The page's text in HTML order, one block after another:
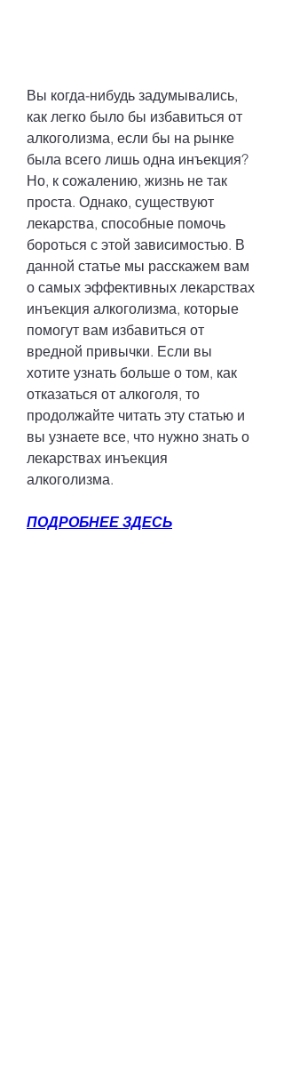
Вы когда-нибудь задумывались,
как легко было бы избавиться от
алкоголизма, если бы на рынке
была всего лишь одна инъекция?
Но, к сожалению, жизнь не так
проста. Однако, существуют
лекарства, способные помочь
бороться с этой зависимостью. В
данной статье мы расскажем вам
о самых эффективных лекарствах
инъекция алкоголизма, которые
помогут вам избавиться от
вредной привычки. Если вы
хотите узнать больше о том, как
отказаться от алкоголя, то
продолжайте читать эту статью и
вы узнаете все, что нужно знать о
лекарствах инъекция
алкоголизма.
ПОДРОБНЕЕ ЗДЕСЬ